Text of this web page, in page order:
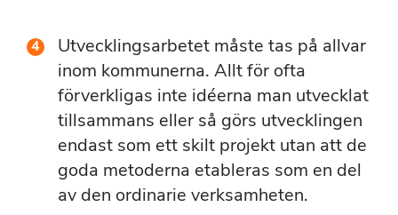
Utvecklingsarbetet måste tas på allvar
inom kommunerna. Allt för ofta
förverkligas inte idéerna man utvecklat
tillsammans eller så görs utvecklingen
endast som ett skilt projekt utan att de
goda metoderna etableras som en del
av den ordinarie verksamheten.